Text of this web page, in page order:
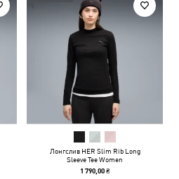
Лонгслив HER Slim Rib Long
Sleeve Tee Women
1 790,00 ₴